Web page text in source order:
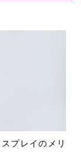
プレイのメリ